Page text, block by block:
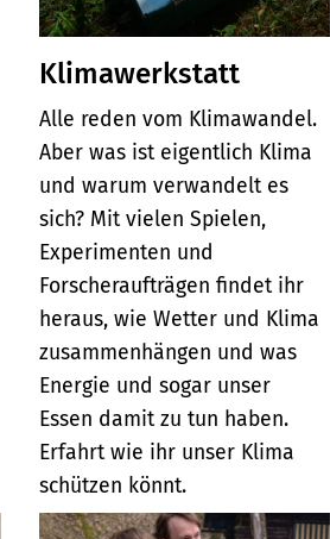
Klimawerkstatt
Alle reden vom Klimawandel.
Aber was ist eigentlich Klima
und warum verwandelt es
sich? Mit vielen Spielen,
Experimenten und
Forscheraufträgen findet ihr
heraus, wie Wetter und Klima
zusammenhängen und was
Energie und sogar unser
Essen damit zu tun haben.
Erfahrt wie ihr unser Klima
schützen könnt.